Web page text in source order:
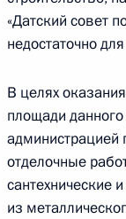
по итогам
Республике
О ходе
работы
3 августа 2011
«Датский совет
недостаточно
В целях
площади
администрацией
отделочные
сантехнические
из